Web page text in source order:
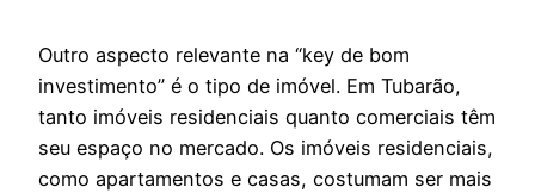
Outro aspecto relevante na “key de bom
investimento” é o tipo de imóvel. Em Tubarão,
tanto imóveis residenciais quanto comerciais têm
seu espaço no mercado. Os imóveis residenciais,
como apartamentos e casas, costumam ser mais